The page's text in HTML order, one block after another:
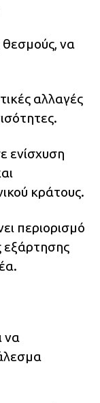
θεσμούς, να
αλλαγές
ενίσχυση
κράτους.
περιορισμό
εξάρτησης
να